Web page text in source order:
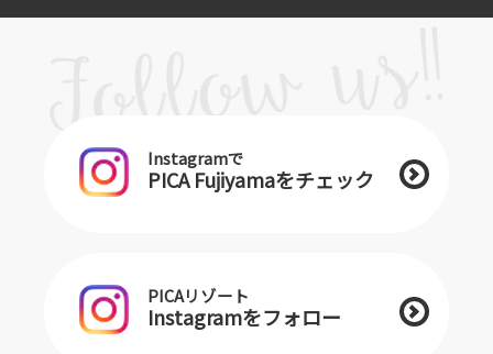
Instagramで
PICA Fujiyamaをチェック
PICAリゾート
Instagramをフォロー